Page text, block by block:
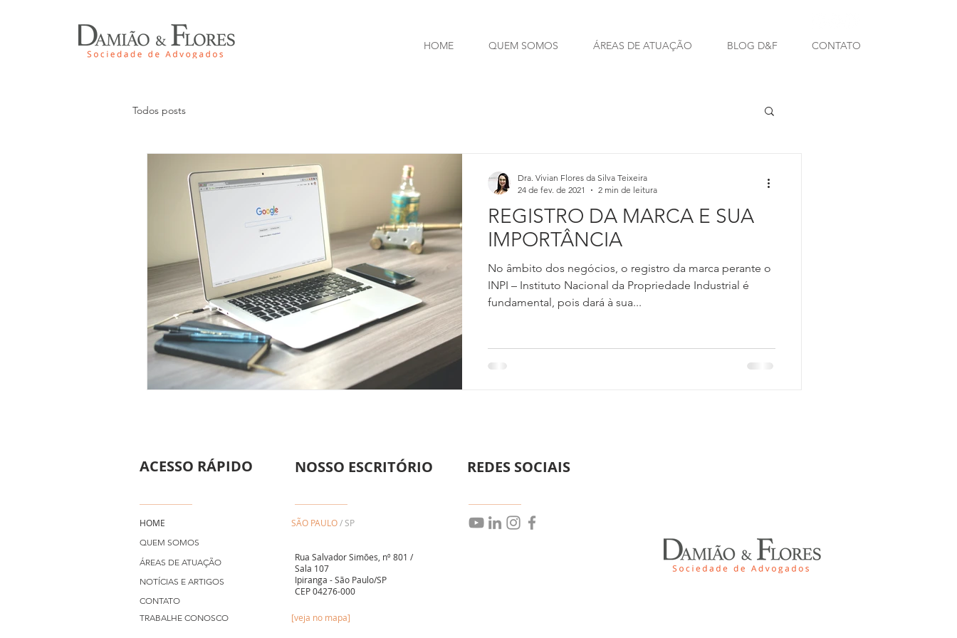
HOME QUEM SOMOS ÁREAS DE ATUAÇÃO BLOG D&F CONTATO
Todos posts
REGISTRO DA MARCA E SUA
IMPORTÂNCIA
No âmbito dos negócios, o registro da marca perante o
INPI – Instituto Nacional da Propriedade Industrial é
fundamental, pois dará à sua...
Dra. Vivian Flores da Silva Teixeira
24 de fev. de 2021
2 min de leitura
ACESSO RÁPIDO NOSSO ESCRITÓRIO REDES SOCIAIS
HOME SÃO PAULO/ SP
QUEM SOMOS
ÁREAS DE ATUAÇÃO
NOTÍCIAS E ARTIGOS
CONTATO
Rua Salvador Simões, nº 801 /
Sala 107
Ipiranga - São Paulo/SP
CEP 04276-000
TRABALHE CONOSCO [veja no mapa]